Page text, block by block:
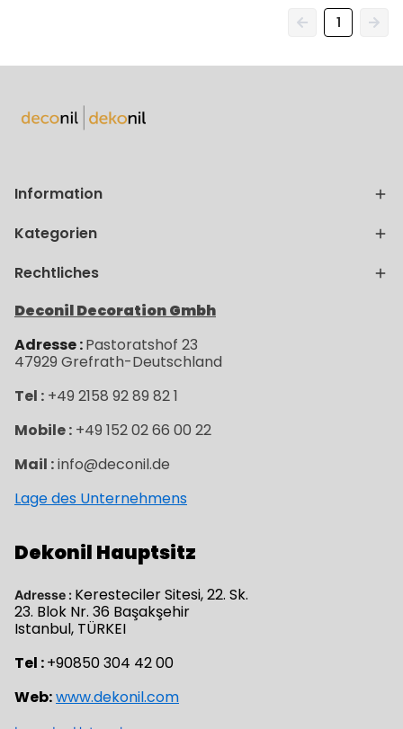
1
Information
Kategorien
Rechtliches
Deconil Decoration Gmbh
Adresse :Pastoratshof 23
47929 Grefrath-Deutschland
Tel : +49 2158 92 89 82 1
Mobile : +49 152 02 66 00 22
Mail :info@deconil.de
Lage des Unternehmens
Dekonil Hauptsitz
Adresse : Keresteciler Sitesi, 22. Sk.
23. Blok Nr. 36 Başakşehir
Istanbul, TÜRKEI
Tel :+90850 304 42 00
Web:www.dekonil.com